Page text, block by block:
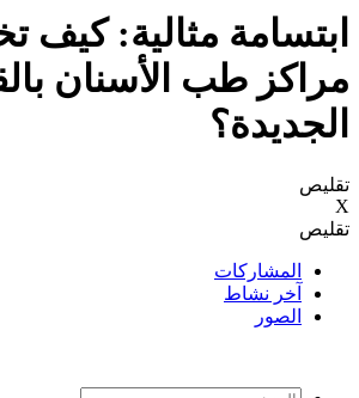
ابتسامة مثالية: كيف
مراكز طب الأسنان
الجديدة؟
تقليص
X
تقليص
المشاركات
آخر نشاط
الصور